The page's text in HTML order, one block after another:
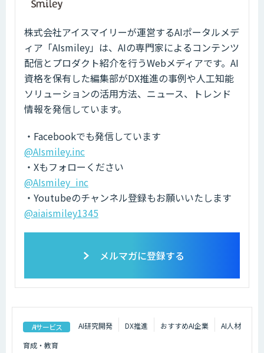
株式会社アイスマイリーが運営するAIポータルメデ
ィア「AIsmiley」は、AIの専門家によるコンテンツ
配信とプロダクト紹介を行うWebメディアです。AI
資格を保有した編集部がDX推進の事例や人工知能
ソリューションの活用方法、ニュース、トレンド
情報を発信しています。
・Facebookでも発信しています
@AIsmiley.inc
・Xもフォローください
@AIsmiley_inc
・Youtubeのチャンネル登録もお願いいたします
@aiaismiley1345
メルマガに登録する
AIサービス AI研究開発 DX推進 おすすめAI企業
AI人材
育成・教育